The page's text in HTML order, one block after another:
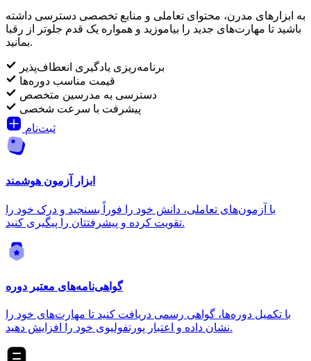
به ابزارهای مدرن، محتوای تعاملی و منابع تخصصی دسترسی داشته
باشید تا مهارت‌های جدید را بیاموزید و همواره یک قدم جلوتر از رقبا
بمانید.
برنامه‌ریزی یادگیری انعطاف‌پذیر
قیمت مناسب دوره‌ها
دسترسی به مدرسین متخصص
پیشرفت با سرعت شخصی
ثبت‌نام
ابزار آزمون هوشمند
با آزمون‌های تعاملی، دانش خود را فوراً بسنجید و درک خود را
تقویت کرده و پیشرفتتان را پیگیری کنید.
گواهی‌نامه‌های معتبر دوره
با تکمیل دوره‌ها، گواهی رسمی دریافت کنید تا مهارت‌های خود را
نشان داده و اعتبار پورتفولیوی خود را افزایش دهید.